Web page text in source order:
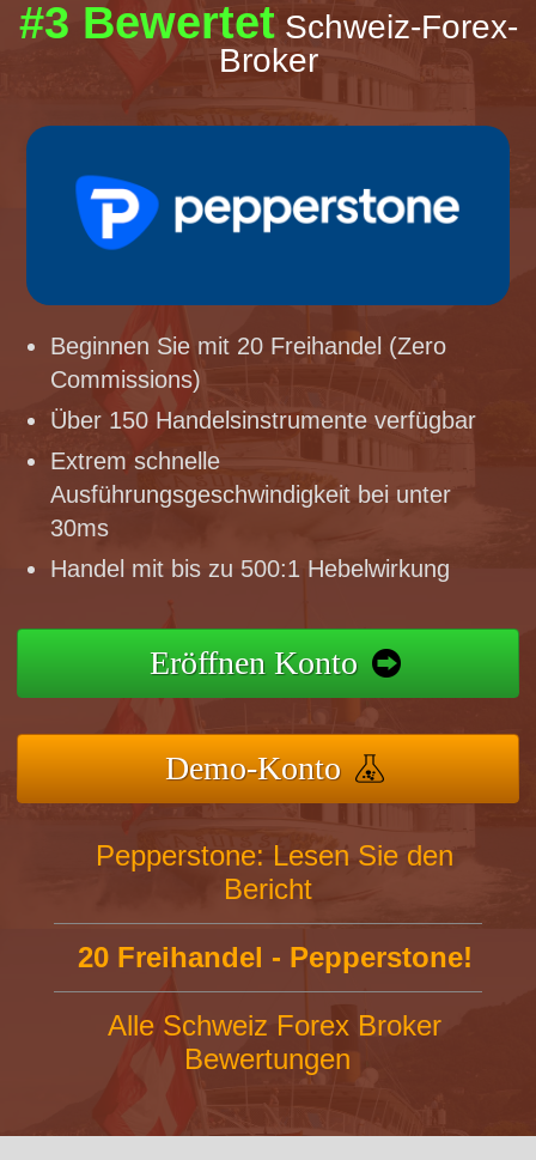
#3 BewertetSchweiz-Forex-
Broker
Beginnen Sie mit 20 Freihandel (Zero
Commissions)
Über 150 Handelsinstrumente verfügbar
Extrem schnelle
Ausführungsgeschwindigkeit bei unter
30ms
Handel mit bis zu 500:1 Hebelwirkung
Eröffnen Konto
Demo-Konto
Pepperstone: Lesen Sie den
Bericht
20 Freihandel - Pepperstone!
Alle Schweiz Forex Broker
Bewertungen